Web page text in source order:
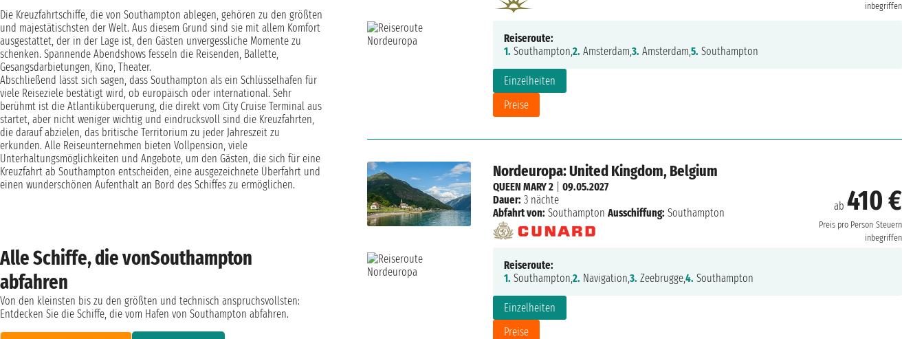
inbegriffen
Einzelheiten
Preise
Reiseroute:
1. Southampton,2. Amsterdam,3. Amsterdam,5. Southampton
Nordeuropa: United Kingdom, Belgium
ab 410 €
Preis pro Person Steuern
inbegriffen
Einzelheiten
Preise
QUEEN MARY 2 |09.05.2027
Dauer: 3 nächte
Abfahrt von: Southampton Ausschiffung: Southampton
Reiseroute:
1. Southampton,2. Navigation,3. Zeebrugge,4. Southampton
Die Kreuzfahrtschiffe, die von Southampton ablegen, gehören zu den größten
und majestätischsten der Welt. Aus diesem Grund sind sie mit allem Komfort
ausgestattet, der in der Lage ist, den Gästen unvergessliche Momente zu
schenken. Spannende Abendshows fesseln die Reisenden, Ballette,
Gesangsdarbietungen, Kino, Theater.
Abschließend lässt sich sagen, dass Southampton als ein Schlüsselhafen für
viele Reiseziele bestätigt wird, ob europäisch oder international. Sehr
berühmt ist die Atlantiküberquerung, die direkt vom City Cruise Terminal aus
startet, aber nicht weniger wichtig und eindrucksvoll sind die Kreuzfahrten,
die darauf abzielen, das britische Territorium zu jeder Jahreszeit zu
erkunden. Alle Reiseunternehmen bieten Vollpension, viele
Unterhaltungsmöglichkeiten und Angebote, um den Gästen, die sich für eine
Kreuzfahrt ab Southampton entscheiden, eine ausgezeichnete Überfahrt und
einen wunderschönen Aufenthalt an Bord des Schiffes zu ermöglichen.
Alle Schiffe, die vonSouthampton
abfahren
Von den kleinsten bis zu den größten und technisch anspruchsvollsten:
Entdecken Sie die Schiffe, die vom Hafen von Southampton abfahren.